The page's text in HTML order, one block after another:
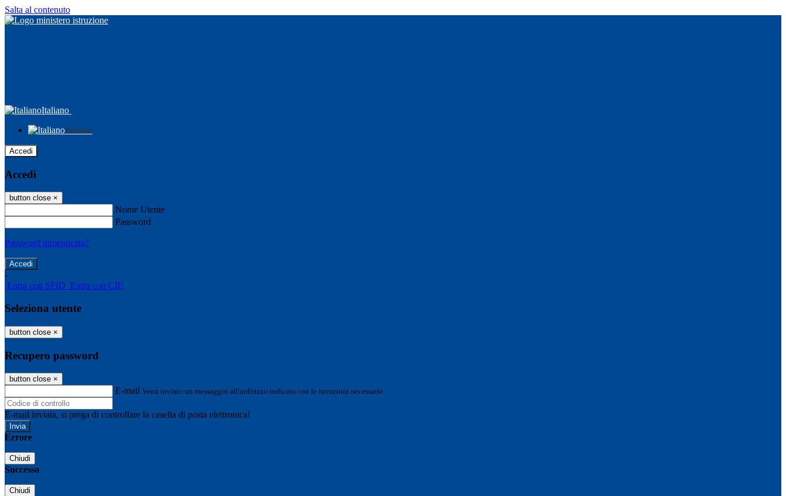
Salta al contenuto
Italiano
Italiano
Accedi
Accedi
button close ×
Nome Utente
Password
Password dimenticata?
-
Entra con SPID Entra con CIE
Seleziona utente
button close ×
Recupero password
button close ×
E-mail Verrà inviato un messaggio all'indirizzo indicato con le istruzioni necessarie.
E-mail inviata, si prega di controllare la casella di posta elettronica!
Errore
Chiudi
Successo
Chiudi